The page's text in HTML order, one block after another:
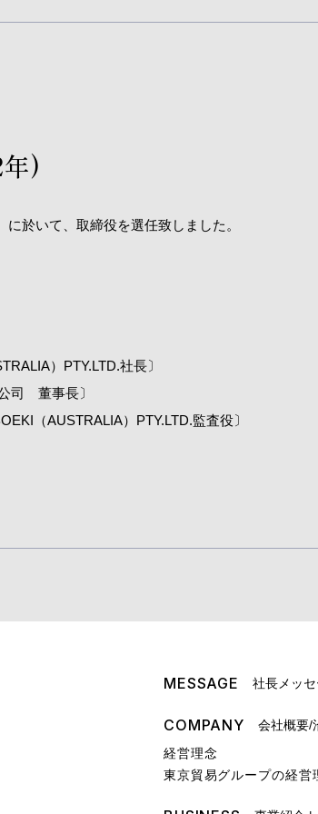
)
於いて、取締役を選任致しました。
）PTY.LTD.社長〕
董事長〕
（AUSTRALIA）PTY.LTD.監査役〕
MESSAGE 社⻑メッ
COMPANY
会社概要/
経営理念
東京貿易グループの経営